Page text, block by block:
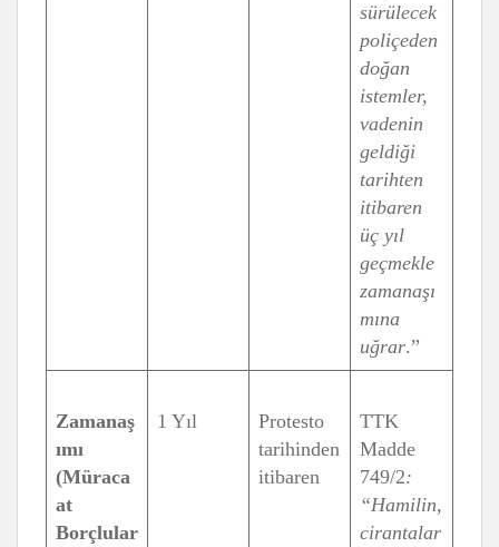
sürülecek
poliçeden
doğan
istemler,
vadenin
geldiği
tarihten
itibaren
üç yıl
geçmekle
zamanaşı
mına
uğrar.”
Zamanaş
ımı
(Müraca
at
Borçlular
1 Yıl
Protesto
tarihinden
itibaren
TTK
Madde
749/2:
“Hamilin,
cirantalar